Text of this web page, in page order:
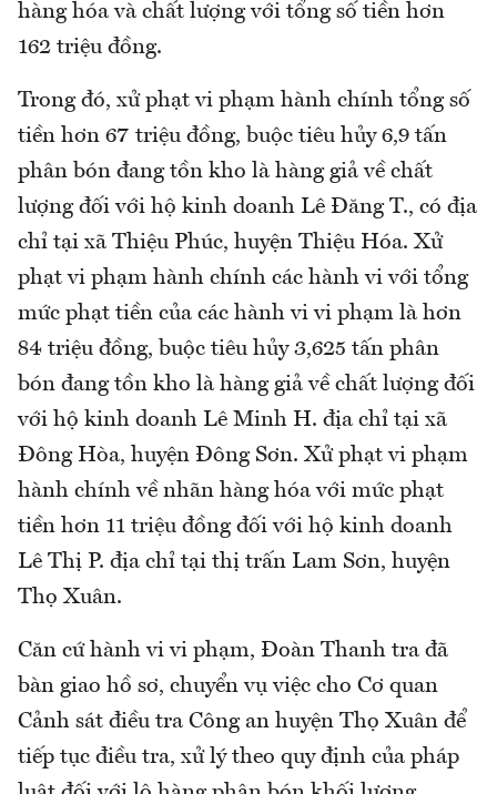
hàng hóa và chất lượng với tổng số tiền hơn
162 triệu đồng.
Trong đó, xử phạt vi phạm hành chính tổng số
tiền hơn 67 triệu đồng, buộc tiêu hủy 6,9 tấn
phân bón đang tồn kho là hàng giả về chất
lượng đối với hộ kinh doanh Lê Đăng T., có địa
chỉ tại xã Thiệu Phúc, huyện Thiệu Hóa. Xử
phạt vi phạm hành chính các hành vi với tổng
mức phạt tiền của các hành vi vi phạm là hơn
84 triệu đồng, buộc tiêu hủy 3,625 tấn phân
bón đang tồn kho là hàng giả về chất lượng đối
với hộ kinh doanh Lê Minh H. địa chỉ tại xã
Đông Hòa, huyện Đông Sơn. Xử phạt vi phạm
hành chính về nhãn hàng hóa với mức phạt
tiền hơn 11 triệu đồng đối với hộ kinh doanh
Lê Thị P. địa chỉ tại thị trấn Lam Sơn, huyện
Thọ Xuân.
Căn cứ hành vi vi phạm, Đoàn Thanh tra đã
bàn giao hồ sơ, chuyển vụ việc cho Cơ quan
Cảnh sát điều tra Công an huyện Thọ Xuân để
tiếp tục điều tra, xử lý theo quy định của pháp